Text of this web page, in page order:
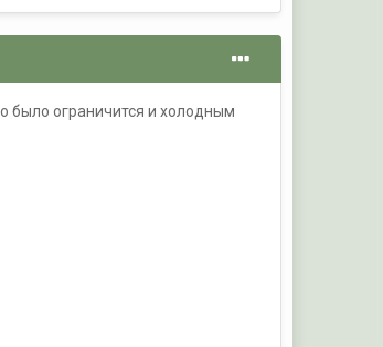
было ограничится и холодным